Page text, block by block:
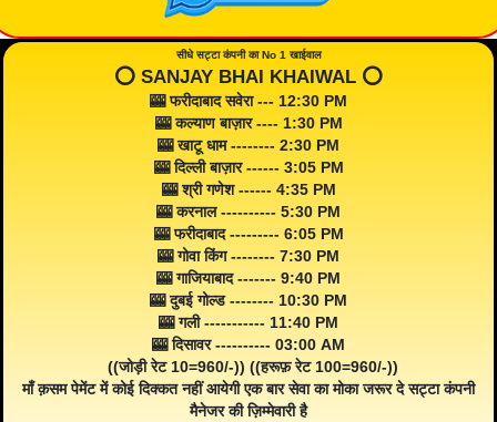
सीधे सट्टा कंपनी का No 1 खाईवाल
⭕️ SANJAY BHAI KHAIWAL ⭕️
🎰 फरीदाबाद सवेरा --- 12:30 PM
🎰 कल्याण बाज़ार ---- 1:30 PM
🎰 खाटू धाम -------- 2:30 PM
🎰 दिल्ली बाज़ार ------ 3:05 PM
🎰 श्री गणेश ------ 4:35 PM
🎰 करनाल ---------- 5:30 PM
🎰 फरीदाबाद --------- 6:05 PM
🎰 गोवा किंग -------- 7:30 PM
🎰 गाजियाबाद ------- 9:40 PM
🎰 दुबई गोल्ड -------- 10:30 PM
🎰 गली ----------- 11:40 PM
🎰 दिसावर ---------- 03:00 AM
((जोड़ी रेट 10=960/-)) ((हरूफ़ रेट 100=960/-))
माँ क़सम पेमेंट में कोई दिक्कत नहीं आयेगी एक बार सेवा का मोका जरूर दे सट्टा कंपनी
मैनेजर की ज़िम्मेवारी है